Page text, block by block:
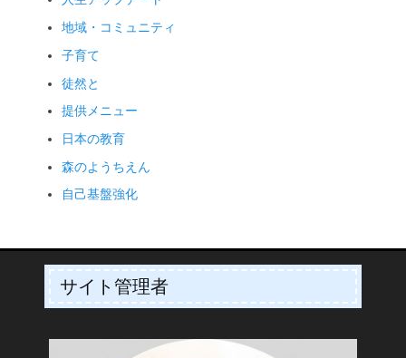
地域・コミュニティ
子育て
徒然と
提供メニュー
日本の教育
森のようちえん
自己基盤強化
サイト管理者